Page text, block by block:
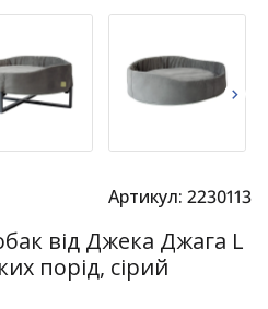
Артикул: 2230113
від Джека Джага L
порід, сірий